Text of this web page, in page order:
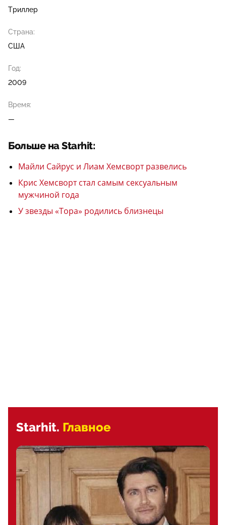
Триллер
Страна:
США
Год:
2009
Время:
—
Больше на Starhit:
Майли Сайрус и Лиам Хемсворт развелись
Крис Хемсворт стал самым сексуальным
мужчиной года
У звезды «Тора» родились близнецы
Starhit. Главное